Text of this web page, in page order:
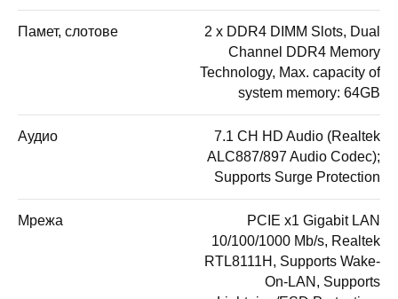
Памет, слотове
2 x DDR4 DIMM Slots, Dual
Channel DDR4 Memory
Technology, Max. capacity of
system memory: 64GB
Аудио
7.1 CH HD Audio (Realtek
ALC887/897 Audio Codec);
Supports Surge Protection
Мрежа
PCIE x1 Gigabit LAN
10/100/1000 Mb/s, Realtek
RTL8111H, Supports Wake-
On-LAN, Supports